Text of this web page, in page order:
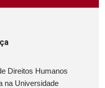
Direitos Humanos
na Universidade